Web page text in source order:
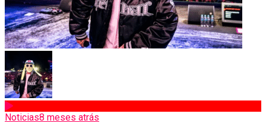
Noticias8 meses atrás